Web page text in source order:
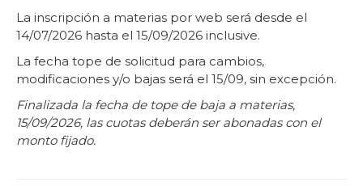
La inscripción a materias por web será desde el
14/07/2026 hasta el 15/09/2026 inclusive.
La fecha tope de solicitud para cambios,
modificaciones y/o bajas será el 15/09, sin excepción.
Finalizada la fecha de tope de baja a materias,
15/09/2026, las cuotas deberán ser abonadas con el
monto fijado.